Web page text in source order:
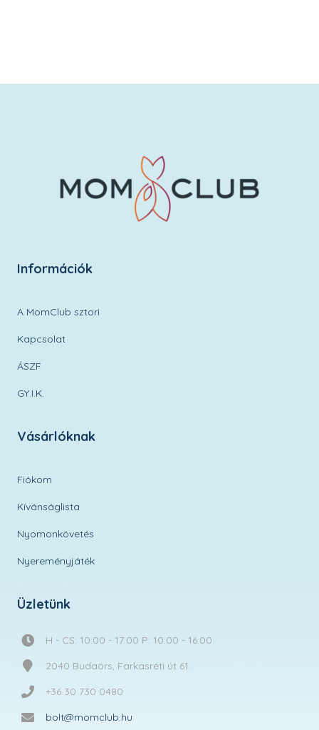
Információk
A MomClub sztori
Kapcsolat
ÁSZF
GY.I.K.
Vásárlóknak
Fiókom
Kívánságlista
Nyomonkövetés
Nyereményjáték
Üzletünk
H - CS: 10:00 - 17:00 P: 10:00 - 16:00
2040 Budaörs, Farkasréti út 61.
+36 30 730 0480
bolt@momclub.hu